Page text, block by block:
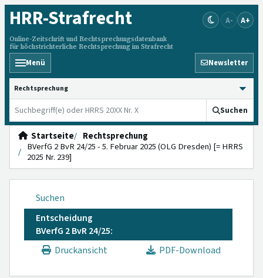
HRR-Strafrecht
Online-Zeitschrift und Rechtsprechungsdatenbank
für höchstrichterliche Rechtsprechung im Strafrecht
A- A+
Menü Newsletter
HRRS durchsuchen
Suchen
Startseite
Rechtsprechung
BVerfG 2 BvR 24/25 - 5. Februar 2025 (OLG Dresden) [= HRRS
2025 Nr. 239]
Suchen
Entscheidung
BVerfG 2 BvR 24/25:
Druckansicht
PDF-Download